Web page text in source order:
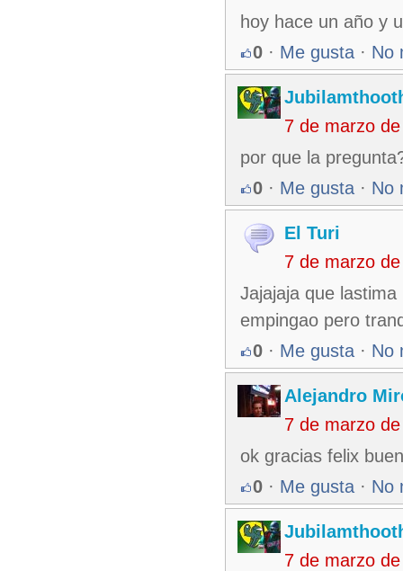
hoy hace un año y
0 · Me gusta · No
7 de marzo
por que la
0 · Me gusta · No
El Turi
7 de marzo
Jajajaja que
empingao pero
0 · Me gusta · No
Alejandro
7 de marzo
ok gracias felix
0 · Me gusta · No
7 de marzo